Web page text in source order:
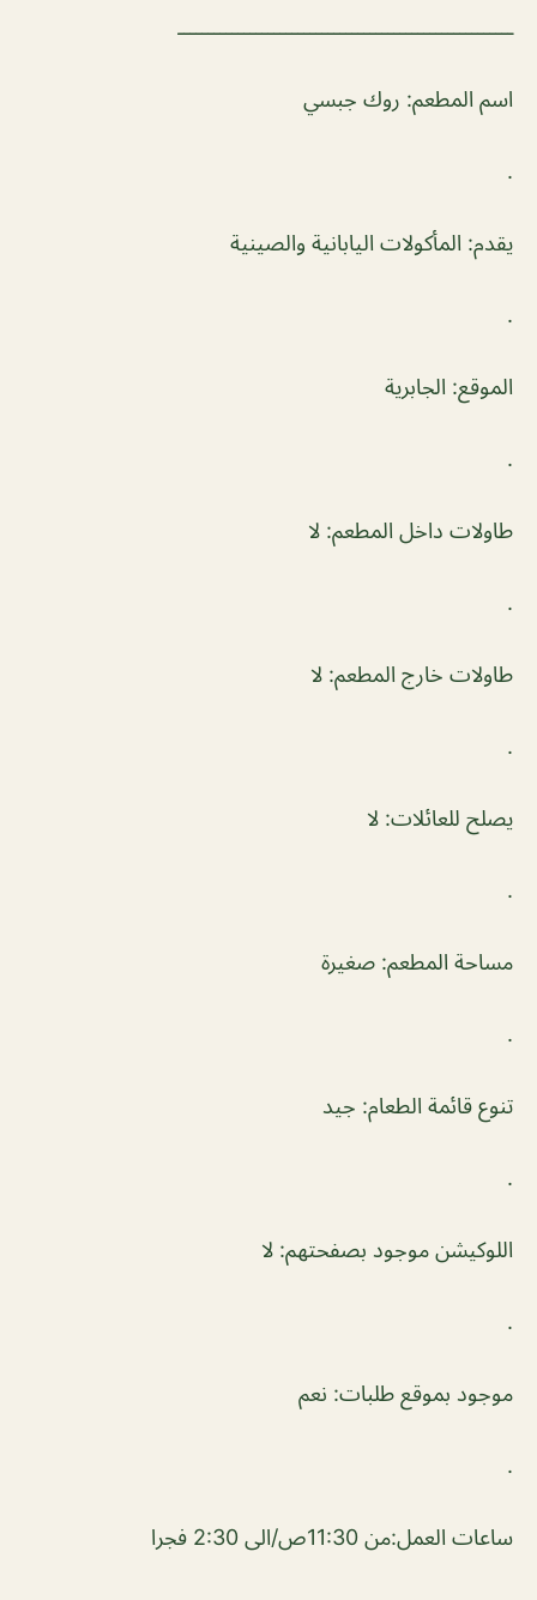
ــــــــــــــــــــــــــــــــــــــــــــــــــــــــ
اسم المطعم: روك جبسي
.
يقدم: المأكولات اليابانية والصينية
.
الموقع: الجابرية
.
طاولات داخل المطعم: لا
.
طاولات خارج المطعم: لا
.
يصلح للعائلات: لا
.
مساحة المطعم: صغيرة
.
تنوع قائمة الطعام: جيد
.
اللوكيشن موجود بصفحتهم: لا
.
موجود بموقع طلبات: نعم
.
ساعات العمل:من 11:30ص/الى 2:30 فجرا